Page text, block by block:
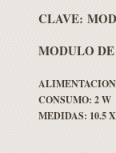
CLAVE:
MODULO
CONSUMO: 2 W
MEDIDAS: 10.5